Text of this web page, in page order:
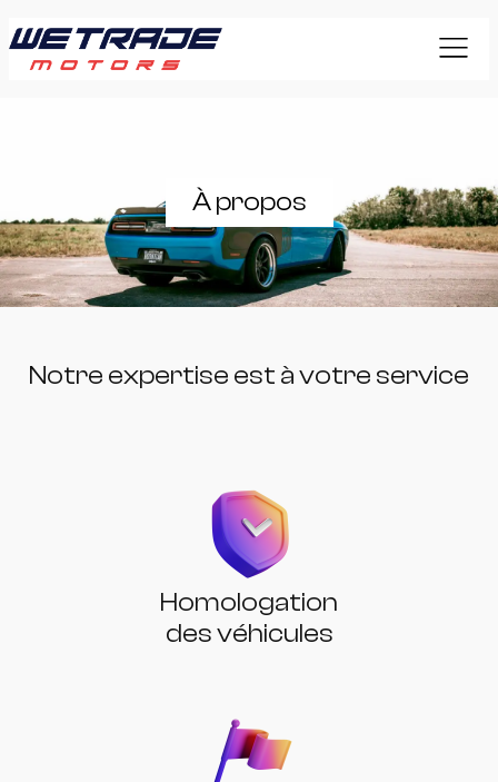
À propos
Notre expertise est à votre service
Homologation
des véhicules